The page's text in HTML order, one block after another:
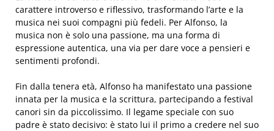
carattere introverso e riflessivo, trasformando l’arte e la
musica nei suoi compagni più fedeli. Per Alfonso, la
musica non è solo una passione, ma una forma di
espressione autentica, una via per dare voce a pensieri e
sentimenti profondi.
Fin dalla tenera età, Alfonso ha manifestato una passione
innata per la musica e la scrittura, partecipando a festival
canori sin da piccolissimo. Il legame speciale con suo
padre è stato decisivo: è stato lui il primo a credere nel suo